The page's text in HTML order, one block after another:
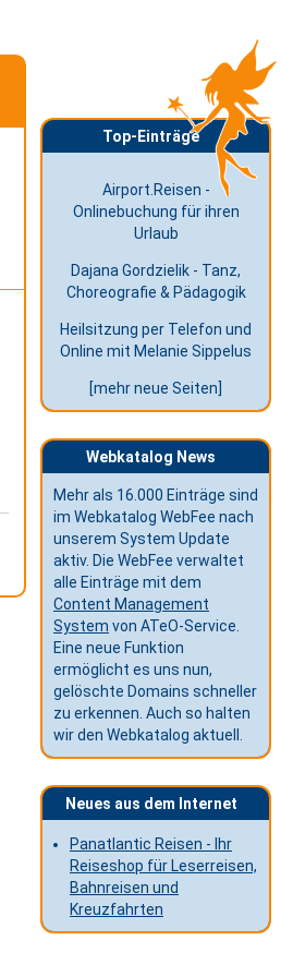
Top-Einträge
Airport.Reisen -
Onlinebuchung für ihren
Urlaub
Dajana Gordzielik - Tanz,
Choreografie & Pädagogik
Heilsitzung per Telefon und
Online mit Melanie Sippelus
[mehr neue Seiten]
Webkatalog News
Mehr als 16.000 Einträge sind
im Webkatalog WebFee nach
unserem System Update
aktiv. Die WebFee verwaltet
alle Einträge mit dem
Content Management
System von ATeO-Service.
Eine neue Funktion
ermöglicht es uns nun,
gelöschte Domains schneller
zu erkennen. Auch so halten
wir den Webkatalog aktuell.
Neues aus dem Internet
Panatlantic Reisen - Ihr
Reiseshop für Leserreisen,
Bahnreisen und
Kreuzfahrten